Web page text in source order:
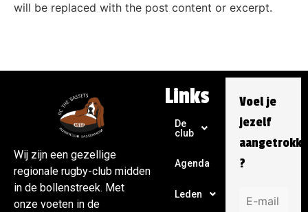
will be replaced with the post content or excerpt.
Wij zijn een gezellige
regionale rugby-club midden
in de bollenstreek. Met
onze voeten in de
Links
De
club
Agenda
Leden
Voel je
jezelf
?